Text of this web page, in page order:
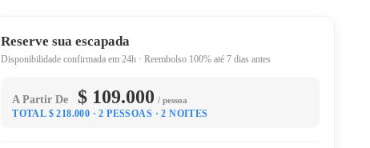
Reserve sua escapada
Disponibilidade confirmada em 24h · Reembolso 100% até 7 dias antes
A Partir De $ 109.000 / pessoa
TOTAL $ 218.000 · 2 PESSOAS · 2 NOITES